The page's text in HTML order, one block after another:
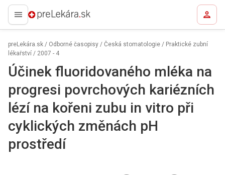
preLekára.sk
preLekára.sk / Odborné časopisy / Česká stomatologie / Praktické zubní
lékařství / 2007 - 4
Účinek fluoridovaného mléka na
progresi povrchových kariézních
lézí na kořeni zubu in vitro při
cyklických změnách pH
prostředí